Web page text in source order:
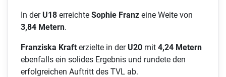
In der U18 erreichte Sophie Franz eine Weite von
3,84 Metern.
Franziska Kraft erzielte in der U20 mit 4,24 Metern
ebenfalls ein solides Ergebnis und rundete den
erfolgreichen Auftritt des TVL ab.